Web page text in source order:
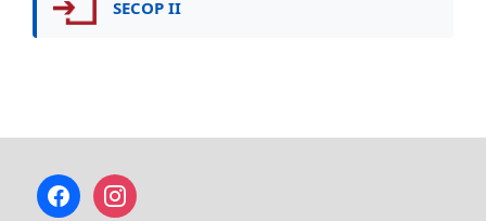
SECOP II
facebookinstagram